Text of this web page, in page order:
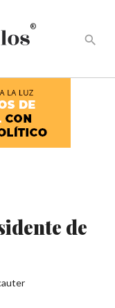
®
search
de